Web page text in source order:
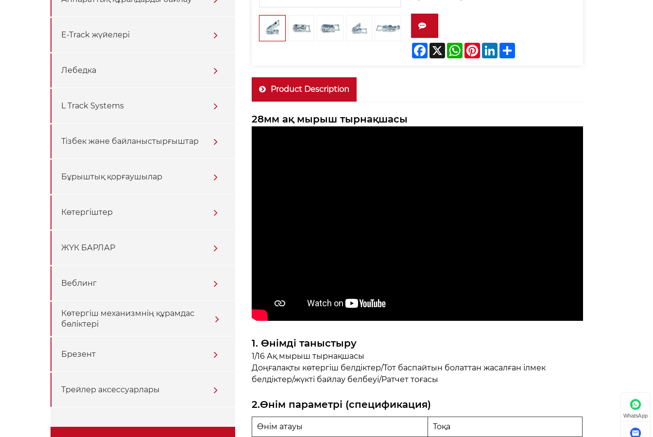
E-Track жүйелері
Лебедка
L Track Systems
Тізбек және байланыстырғыштар
Бұрыштық қорғаушылар
Көтергіштер
ЖҮК БАРЛАР
Веблинг
Көтергіш механизмнің құрамдас
бөліктері
Брезент
Трейлер аксессуарлары
Facebook
X WhatsApp
Pinterest
LinkedIn
Share
Product Description
28мм ақ мырыш тырнақшасы
1. Өнімді таныстыру
1/16 Ақ мырыш тырнақшасы
Доңғалақты көтергіш белдіктер/Тот баспайтын болаттан жасалған ілмек
белдіктер/жүкті байлау белбеуі/Ратчет тоғасы
2.Өнім параметрі (спецификация)
Өнім атауы Тоқа
WhatsApp